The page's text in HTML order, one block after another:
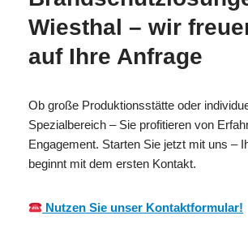
Wiesthal – wir
auf Ihre Anfrage
Ob große Produktionsstätte oder
Spezialbereich – Sie profitieren von
Engagement. Starten Sie jetzt mit uns –
beginnt mit dem ersten Kontakt.
Nutzen Sie unser Kontaktformular!